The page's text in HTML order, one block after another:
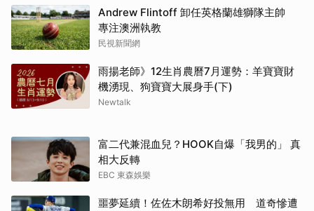
Andrew Flintoff 卸任英格蘭雄獅隊主帥
專注澳洲執教
民視新聞網
雨揚老師》12生肖農曆7月運勢：羊寶寶財
機湧現、狗寶寶大展身手(下)
Newtalk
富二代兼混血兒？HOOK自爆「我男的」 真
相大反轉
EBC 東森娛樂
噩夢延續！佐佐木朗希好投無用 道奇慘遭